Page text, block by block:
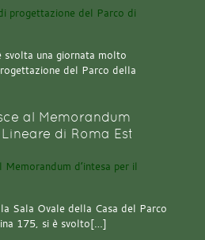
una giornata molto
del Parco della
al Memorandum
di Roma Est
Sala Ovale della Casa del Parco
175, si è svolto[…]